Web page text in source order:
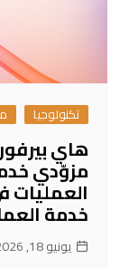
تكنولوجيا
هاي
مزوّدي
العمليات
خدمة
يونيو 18, 2026